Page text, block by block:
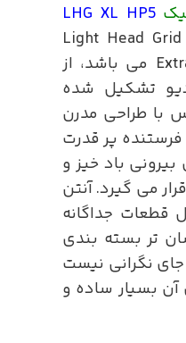
LHG XL HP5
که کوتاه شده عبارت Light Head Grid
Extra Large High Power می باشد، از
تشکیل شده
با طراحی مدرن
پر قدرت
باد خیز و
می گیرد. آنتن
قطعات جداگانه
تر بسته بندی
نگرانی نیست
آن بسیار ساده و